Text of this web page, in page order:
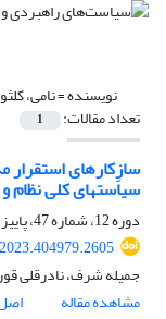
نویسنده =نامی،
تعداد مقالات: 1
سازِکارهای
سیاست‏های کلی
دوره 12، شماره 47، پاییز 1403، صفحه
جمیله شرف، نادرقلی
مشاهده مقاله